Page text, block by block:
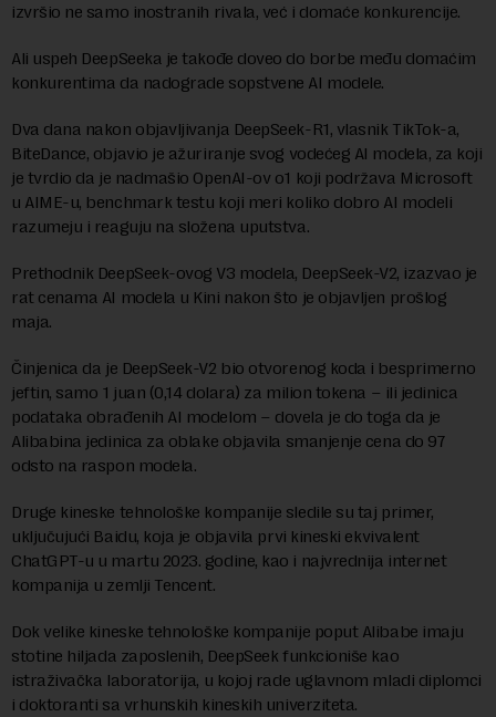
izvršio ne samo inostranih rivala, već i domaće konkurencije.
Ali uspeh DeepSeeka je takođe doveo do borbe među domaćim
konkurentima da nadograde sopstvene AI modele.
Dva dana nakon objavljivanja DeepSeek-R1, vlasnik TikTok-a,
BiteDance, objavio je ažuriranje svog vodećeg AI modela, za koji
je tvrdio da je nadmašio OpenAI-ov o1 koji podržava Microsoft
u AIME-u, benchmark testu koji meri koliko dobro AI modeli
razumeju i reaguju na složena uputstva.
Prethodnik DeepSeek-ovog V3 modela, DeepSeek-V2, izazvao je
rat cenama AI modela u Kini nakon što je objavljen prošlog
maja.
Činjenica da je DeepSeek-V2 bio otvorenog koda i besprimerno
jeftin, samo 1 juan (0,14 dolara) za milion tokena – ili jedinica
podataka obrađenih AI modelom – dovela je do toga da je
Alibabina jedinica za oblake objavila smanjenje cena do 97
odsto na raspon modela.
Druge kineske tehnološke kompanije sledile su taj primer,
uključujući Baidu, koja je objavila prvi kineski ekvivalent
ChatGPT-u u martu 2023. godine, kao i najvrednija internet
kompanija u zemlji Tencent.
Dok velike kineske tehnološke kompanije poput Alibabe imaju
stotine hiljada zaposlenih, DeepSeek funkcioniše kao
istraživačka laboratorija, u kojoj rade uglavnom mladi diplomci
i doktoranti sa vrhunskih kineskih univerziteta.